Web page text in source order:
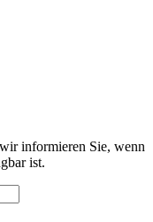
informieren Sie, wenn
ist.